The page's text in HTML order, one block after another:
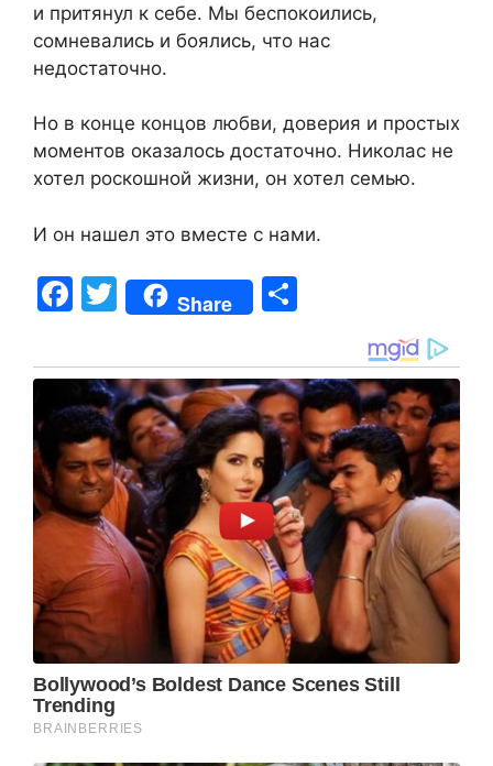
и притянул к себе. Мы беспокоились,
сомневались и боялись, что нас
недостаточно.
Но в конце концов любви, доверия и простых
моментов оказалось достаточно. Николас не
хотел роскошной жизни, он хотел семью.
И он нашел это вместе с нами.
F
c
e
b
o
o
k
T
w
itt
er
Share
ar
e